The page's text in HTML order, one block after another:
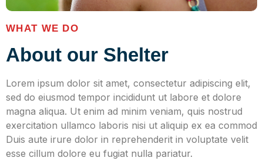
WHAT WE DO
About our Shelter
Lorem ipsum dolor sit amet, consectetur adipiscing elit,
sed do eiusmod tempor incididunt ut labore et dolore
magna aliqua. Ut enim ad minim veniam, quis nostrud
exercitation ullamco laboris nisi ut aliquip ex ea commod
Duis aute irure dolor in reprehenderit in voluptate velit
esse cillum dolore eu fugiat nulla pariatur.